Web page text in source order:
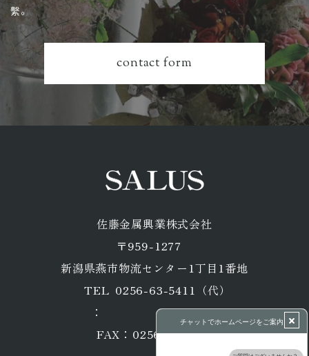
繫。
contact form
佐藤金属興業株式会社
〒959-1277
​​​​​​​新潟県燕市物流センター1丁目1番地
TEL
：
0256-63-5411 （代）
FAX： 0256-63-5293